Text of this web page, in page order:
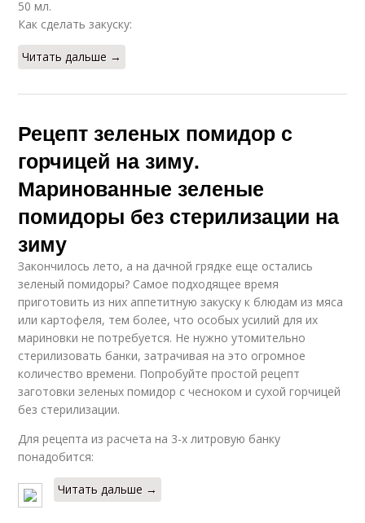
50 мл.
Как сделать закуску:
Читать дальше →
Рецепт зеленых помидор с
горчицей на зиму.
Маринованные зеленые
помидоры без стерилизации на
зиму
Закончилось лето, а на дачной грядке еще остались
зеленый помидоры? Самое подходящее время
приготовить из них аппетитную закуску к блюдам из мяса
или картофеля, тем более, что особых усилий для их
мариновки не потребуется. Не нужно утомительно
стерилизовать банки, затрачивая на это огромное
количество времени. Попробуйте простой рецепт
заготовки зеленых помидор с чесноком и сухой горчицей
без стерилизации.
Для рецепта из расчета на 3-х литровую банку
понадобится:
Читать дальше →